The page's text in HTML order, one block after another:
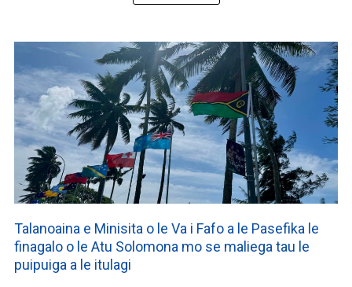
Talanoaina e Minisita o le Va i Fafo a le Pasefika le
finagalo o le Atu Solomona mo se maliega tau le
puipuiga a le itulagi